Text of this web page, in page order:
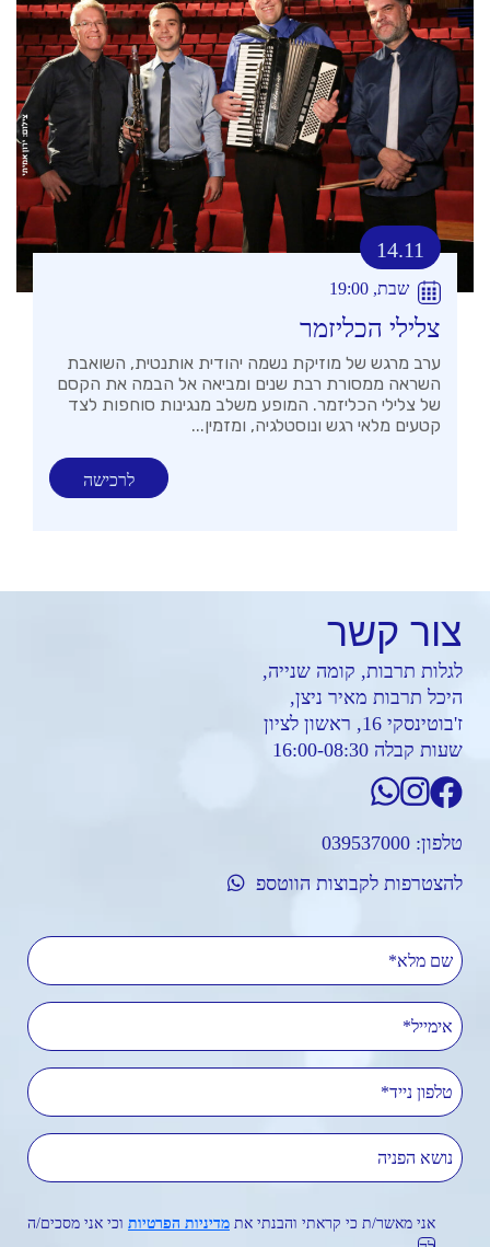
14.11
שבת, 19:00
צלילי הכליזמר
ערב מרגש של מוזיקת נשמה יהודית אותנטית, השואבת
השראה ממסורת רבת שנים ומביאה אל הבמה את הקסם
של צלילי הכליזמר. המופע משלב מנגינות סוחפות לצד
קטעים מלאי רגש ונוסטלגיה, ומזמין...
לרכישה
צור קשר
לגלות תרבות, קומה שנייה,
היכל תרבות מאיר ניצן,
ז'בוטינסקי 16, ראשון לציון
שעות קבלה 16:00-08:30
טלפון: 039537000
להצטרפות לקבוצות הווטספ
שם מלא
אימייל
טלפון נייד
נושא הפניה
אני מאשר/ת כי קראתי והבנתי את מדיניות הפרטיות וכי אני מסכים/ה